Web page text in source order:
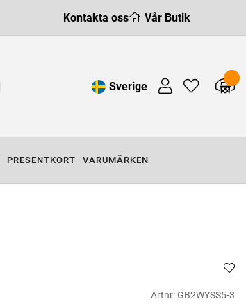
Kontakta oss Vår Butik
Sverige
PRESENTKORT VARUMÄRKEN
Artnr:GB2WYSS5-3